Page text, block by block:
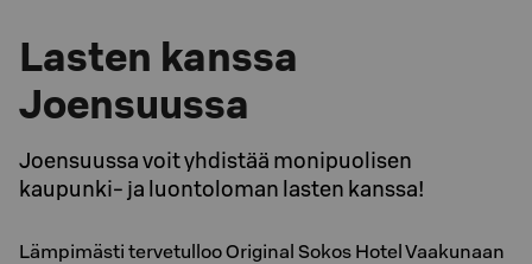
Lasten kanssa
Joensuussa
Joensuussa voit yhdistää monipuolisen
kaupunki- ja luontoloman lasten kanssa!
Lämpimästi tervetulloo Original Sokos Hotel Vaakunaan